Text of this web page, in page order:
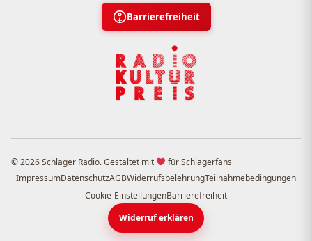
Barrierefreiheit
© 2026 Schlager Radio. Gestaltet mit
für Schlagerfans
ImpressumDatenschutzAGBWiderrufsbelehrungTeilnahmebedingungen
Cookie-EinstellungenBarrierefreiheit
Widerruf erklären